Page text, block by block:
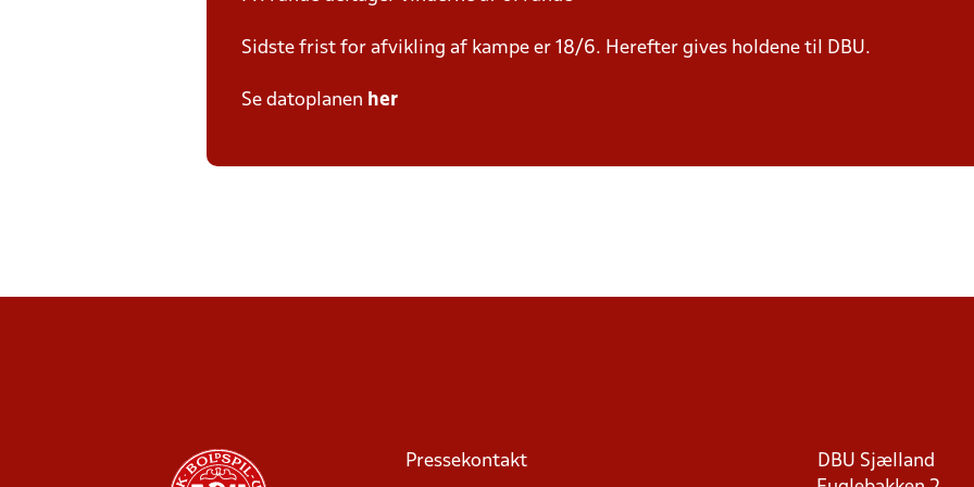
Sidste frist for afvikling af kampe er 18/6. Herefter gives holdene til DBU.
Se datoplanen her
Pressekontakt
DBU Sjælland